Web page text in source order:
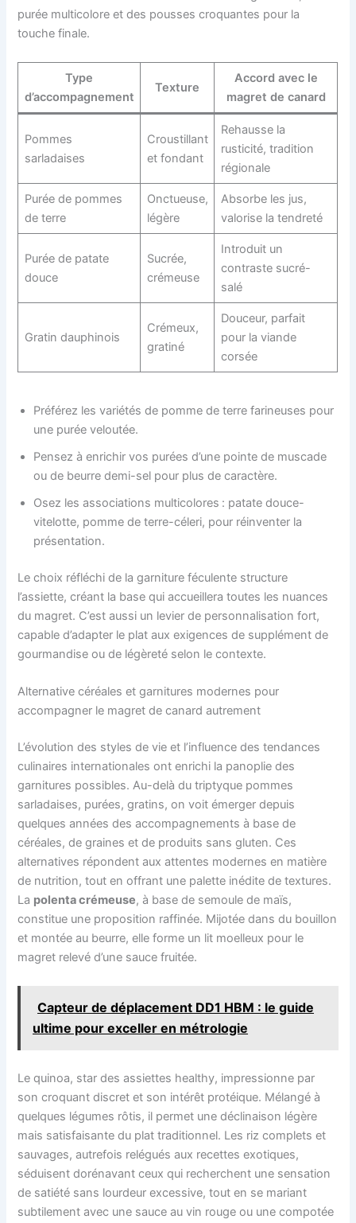
purée multicolore et des pousses croquantes pour la
touche finale.
Type
d’accompagnement
Texture
Accord avec le
magret de canard
Pommes
sarladaises
Croustillant
et fondant
Rehausse la
rusticité, tradition
régionale
Purée de pommes
de terre
Onctueuse,
légère
Absorbe les jus,
valorise la tendreté
Purée de patate
douce
Sucrée,
crémeuse
Introduit un
contraste sucré-
salé
Gratin dauphinois
Crémeux,
gratiné
Douceur, parfait
pour la viande
corsée
Préférez les variétés de pomme de terre farineuses pour
une purée veloutée.
Pensez à enrichir vos purées d’une pointe de muscade
ou de beurre demi-sel pour plus de caractère.
Osez les associations multicolores : patate douce-
vitelotte, pomme de terre-céleri, pour réinventer la
présentation.
Le choix réfléchi de la garniture féculente structure
l’assiette, créant la base qui accueillera toutes les nuances
du magret. C’est aussi un levier de personnalisation fort,
capable d’adapter le plat aux exigences de supplément de
gourmandise ou de légèreté selon le contexte.
Alternative céréales et garnitures modernes pour
accompagner le magret de canard autrement
L’évolution des styles de vie et l’influence des tendances
culinaires internationales ont enrichi la panoplie des
garnitures possibles. Au-delà du triptyque pommes
sarladaises, purées, gratins, on voit émerger depuis
quelques années des accompagnements à base de
céréales, de graines et de produits sans gluten. Ces
alternatives répondent aux attentes modernes en matière
de nutrition, tout en offrant une palette inédite de textures.
La polenta crémeuse, à base de semoule de maïs,
constitue une proposition raffinée. Mijotée dans du bouillon
et montée au beurre, elle forme un lit moelleux pour le
magret relevé d’une sauce fruitée.
Capteur de déplacement DD1 HBM : le guide
ultime pour exceller en métrologie
Le quinoa, star des assiettes healthy, impressionne par
son croquant discret et son intérêt protéique. Mélangé à
quelques légumes rôtis, il permet une déclinaison légère
mais satisfaisante du plat traditionnel. Les riz complets et
sauvages, autrefois relégués aux recettes exotiques,
séduisent dorénavant ceux qui recherchent une sensation
de satiété sans lourdeur excessive, tout en se mariant
subtilement avec une sauce au vin rouge ou une compotée